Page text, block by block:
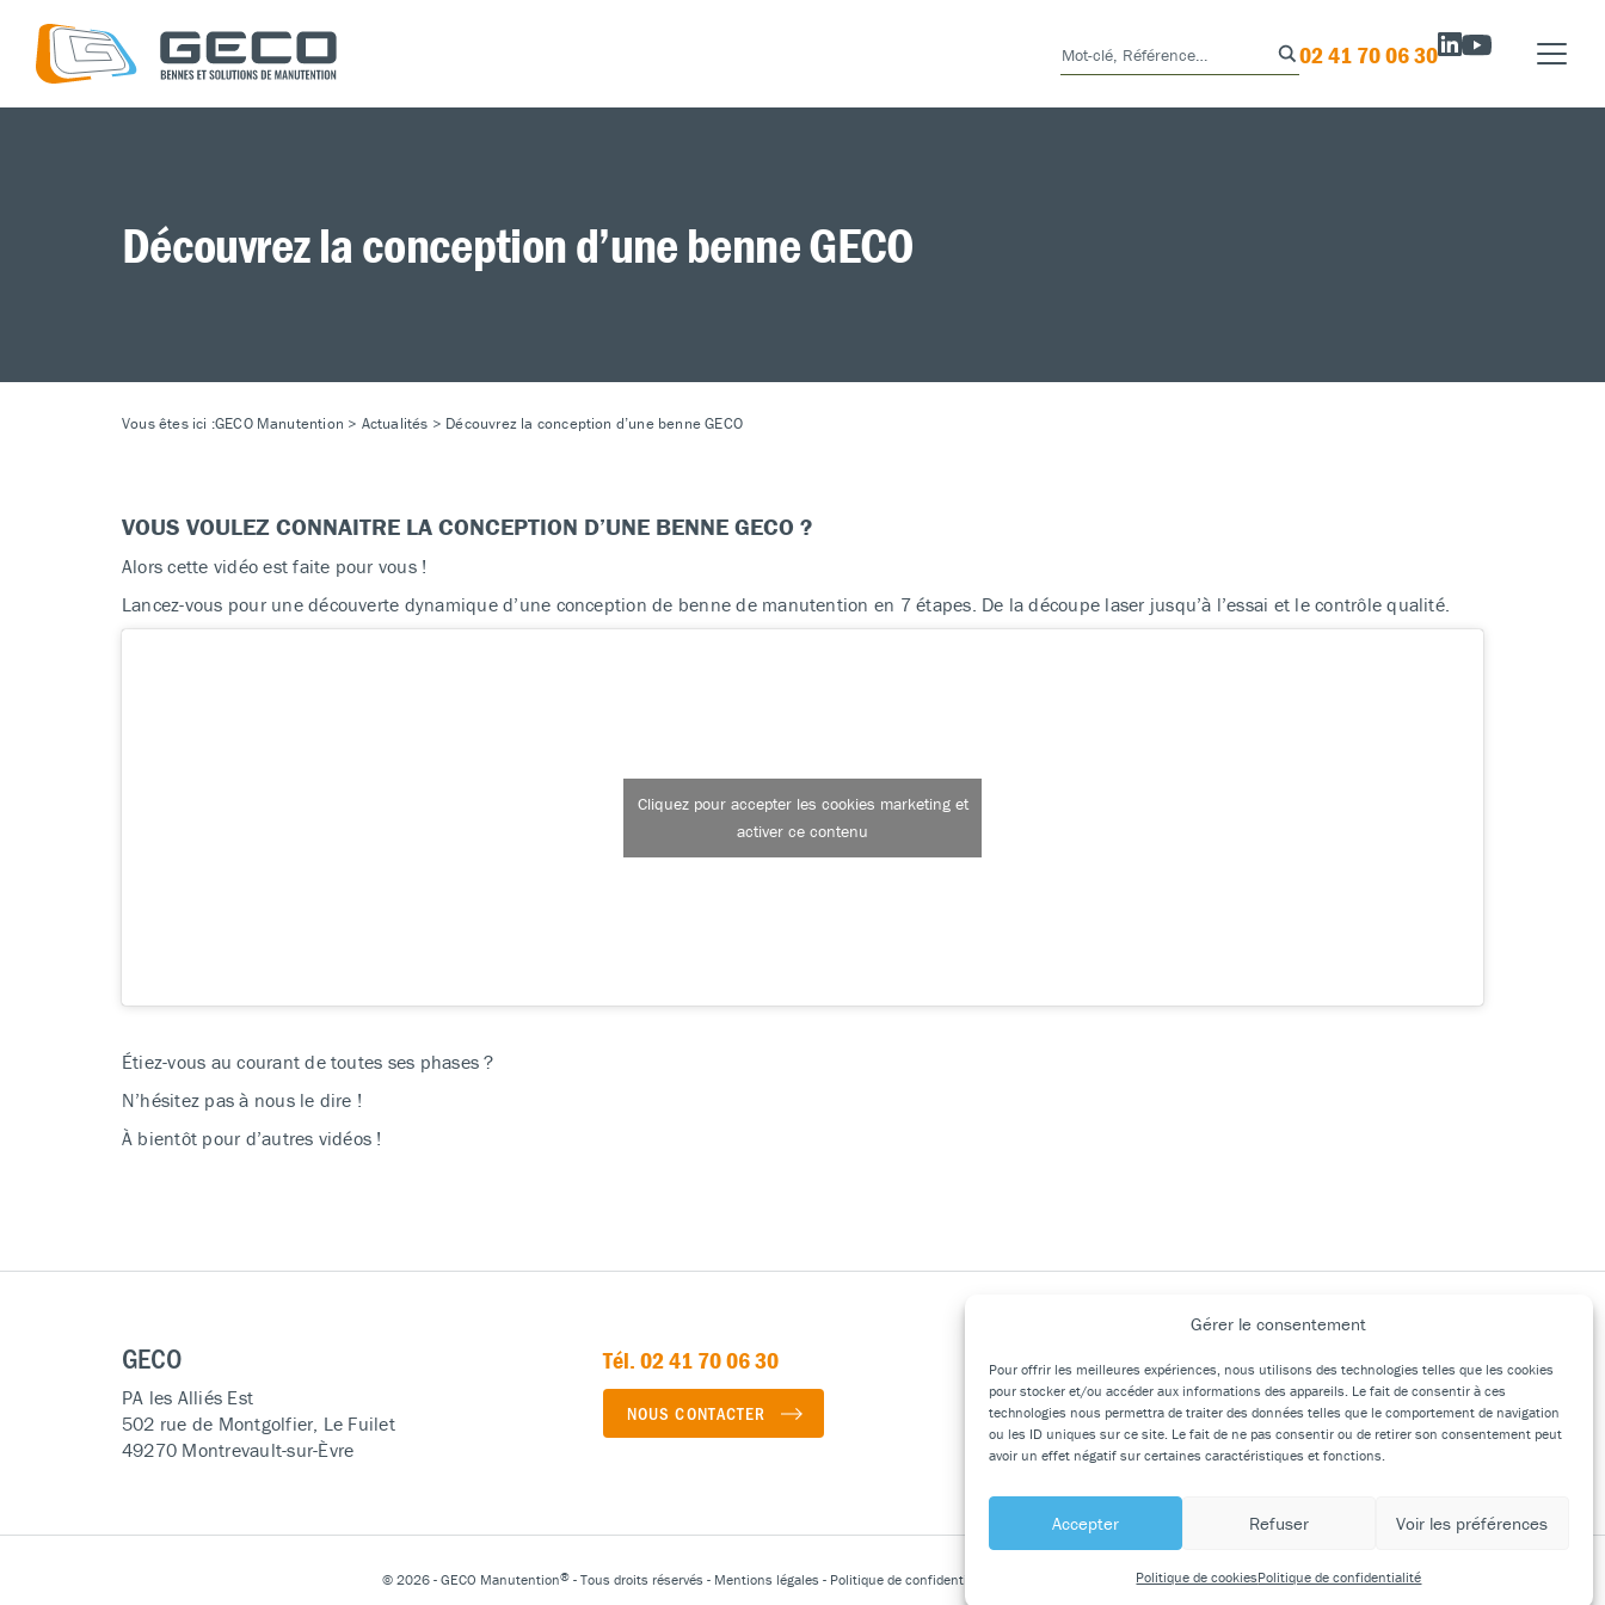
Gérer le consentement
Pour offrir les meilleures expériences, nous utilisons des technologies telles que les cookies
pour stocker et/ou accéder aux informations des appareils. Le fait de consentir à ces
technologies nous permettra de traiter des données telles que le comportement de navigation
ou les ID uniques sur ce site. Le fait de ne pas consentir ou de retirer son consentement peut
avoir un effet négatif sur certaines caractéristiques et fonctions.
Accepter Refuser Voir les préférences
Politique de cookiesPolitique de confidentialité
02 41 70 06 30
Découvrez la conception d’une benne GECO
Vous êtes ici :GECO Manutention > Actualités > Découvrez la conception d’une benne GECO
VOUS VOULEZ CONNAITRE LA CONCEPTION D’UNE BENNE GECO ?
Alors cette vidéo est faite pour vous !
Lancez-vous pour une découverte dynamique d’une conception de benne de manutention en 7 étapes. De la découpe laser jusqu’à l’essai et le contrôle qualité.
Cliquez pour accepter les cookies marketing et
activer ce contenu
Étiez-vous au courant de toutes ses phases ?
N’hésitez pas à nous le dire !
À bientôt pour d’autres vidéos !
GECO
PA les Alliés Est
502 rue de Montgolfier, Le Fuilet
49270 Montrevault-sur-Èvre
Tél. 02 41 70 06 30
NOUS CONTACTER
Suivez-nous
© 2026 - GECO Manutention®- Tous droits réservés - Mentions légales - Politique de confidentialité Réalisation Planète Communication